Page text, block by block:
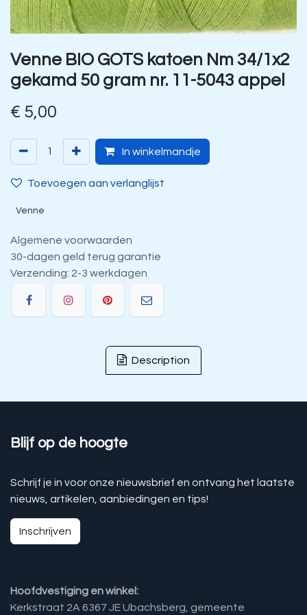
Venne BIO GOTS katoen Nm 34/1x2
gekamd 50 gram nr. 11-5043 appel
€ 5,00
In winkelmandje
Toevoegen aan verlanglijst
Venne
Algemene voorwaarden
30-dagen geld terug garantie
Verzending: 2-3 werkdagen
Description
Blijf op de hoogte
Schrijf je in voor onze nieuwsbrief en ontvang het laatste
nieuws, artikelen, aanbiedingen en tips!
Inschrijven
Hoofdvestiging en winkel:
Kerkstraat 2A 6367 JE Ubachsberg, gemeente